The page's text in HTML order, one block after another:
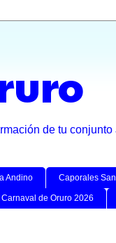
de tu
Andino Caporales
de Oruro 2026